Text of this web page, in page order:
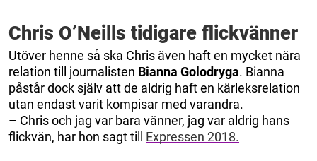
Chris O’Neills tidigare flickvänner
Utöver henne så ska Chris även haft en mycket nära
relation till journalisten Bianna Golodryga. Bianna
påstår dock själv att de aldrig haft en kärleksrelation
utan endast varit kompisar med varandra.
– Chris och jag var bara vänner, jag var aldrig hans
flickvän, har hon sagt till Expressen 2018.